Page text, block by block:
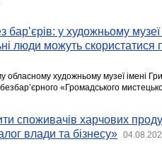
бар’єрів: у художньому
люди можуть скористатися
обласному художньому музеї імені
«Громадського
споживачів харчових
влади та бізнесу»